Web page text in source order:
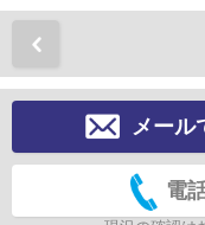
メール
電